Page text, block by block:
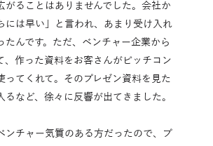
がることはありませんでした。会社か
には早い」と言われ、あまり受け入れ
たんです。ただ、ベンチャー企業から
、作った資料をお客さんがピッチコン
ってくれて。そのプレゼン資料を見た
るなど、徐々に反響が出てきました。
ンチャー気質のある方だったので、プ